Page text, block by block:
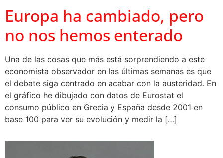
Europa ha cambiado, pero
no nos hemos enterado
Una de las cosas que más está sorprendiendo a este
economista observador en las últimas semanas es que
el debate siga centrado en acabar con la austeridad. En
el gráfico he dibujado con datos de Eurostat el
consumo público en Grecia y España desde 2001 en
base 100 para ver su evolución y medir la […]